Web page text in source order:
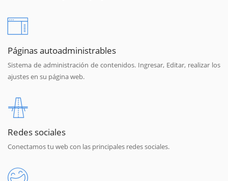
Páginas autoadministrables
Sistema de administración de contenidos. Ingresar, Editar, realizar los
ajustes en su página web.
Redes sociales
Conectamos tu web con las principales redes sociales.